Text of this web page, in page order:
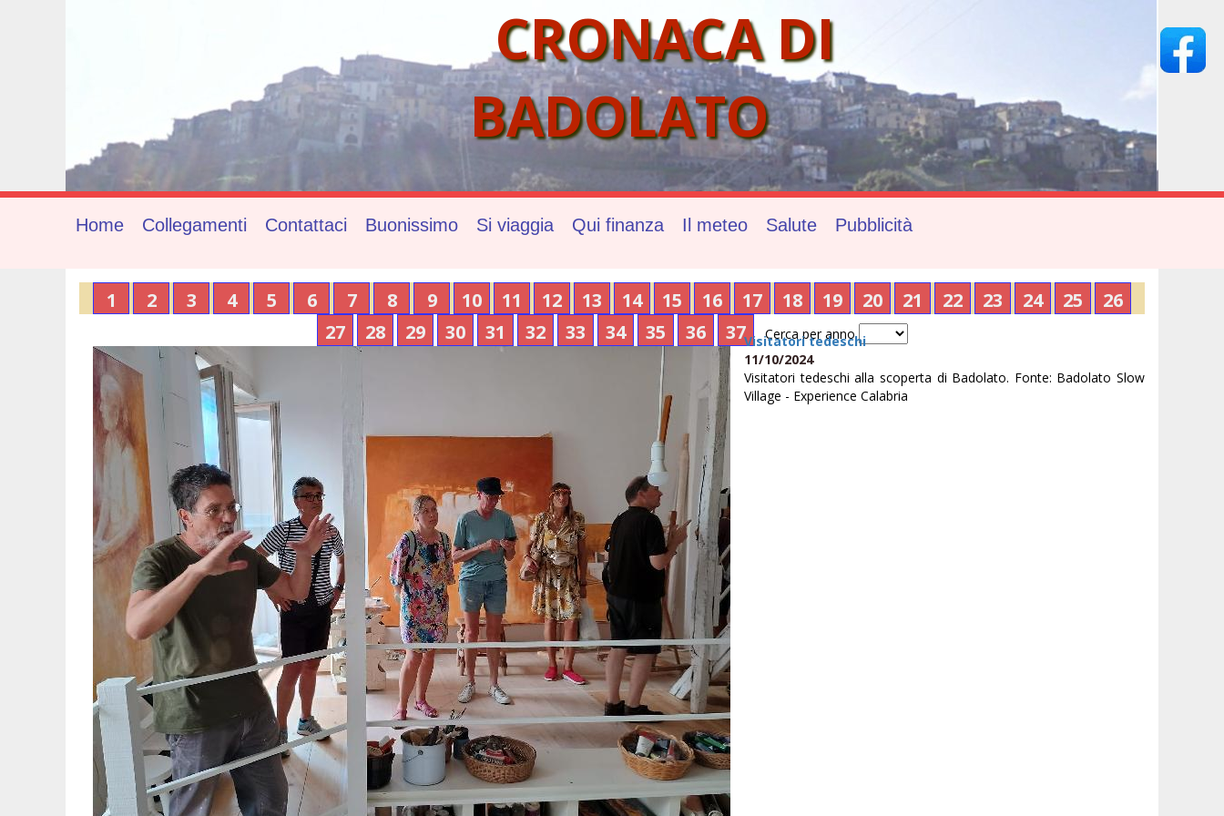
CRONACA DI
BADOLATO
Home Collegamenti Contattaci Buonissimo Si viaggia Qui finanza Il meteo Salute Pubblicità
1 2 3 4 5 6 7 8 9 10 11 12 13 14 15 16 17 18 19 20 21 22 23 24 25
26
27
28 29 30 31 32 33 34 35 36 37 Cerca per anno
Visitatori tedeschi
11/10/2024
Visitatori tedeschi alla scoperta di Badolato. Fonte: Badolato Slow
Village - Experience Calabria